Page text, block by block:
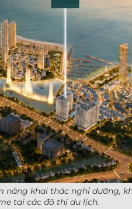
khai thác nghỉ dưỡng,
tại các đô thị du lịch.